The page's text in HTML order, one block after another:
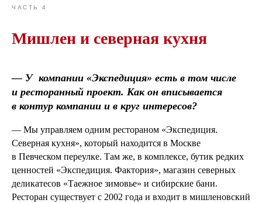
ЧАСТЬ 4
Мишлен и северная кухня
— У компании «Экспедиция» есть в том числе
и ресторанный проект. Как он вписывается
в контур компании и в круг интересов?
— Мы управляем одним рестораном «Экспедиция.
Северная кухня», который находится в Москве
в Певческом переулке. Там же, в комплексе, бутик редких
ценностей «Экспедиция. Фактория», магазин северных
деликатесов «Таежное зимовье» и сибирские бани.
Ресторан существует с 2002 года и входит в мишленовский